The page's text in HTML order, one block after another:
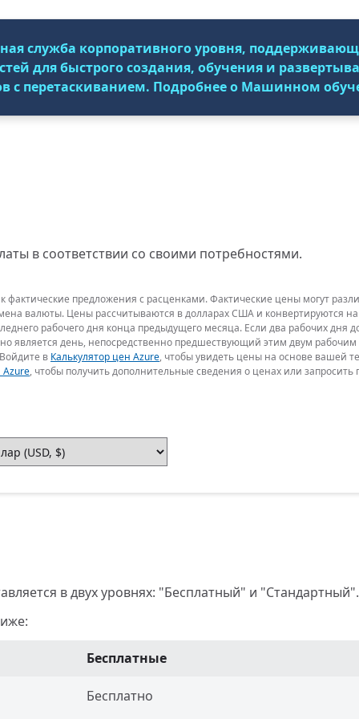
служба корпоративного уровня,
для быстрого создания, обучения и
с перетаскиванием. Подробнее о Машинном
в соответствии со своими потребностями.
предложения с расценками. Фактические цены могут
валюты. Цены рассчитываются в долларах США и конвертируются на
рабочего дня конца предыдущего месяца. Если два рабочих дня
является день, непосредственно предшествующий этим двум
в Калькулятор цен Azure, чтобы увидеть цены на основе вашей
Azure, чтобы получить дополнительные сведения о ценах или
в двух уровнях: "Бесплатный" и "Стандартный".
Бесплатные
Бесплатно